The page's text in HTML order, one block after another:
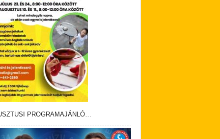
PROGRAMAJÁNLÓ…